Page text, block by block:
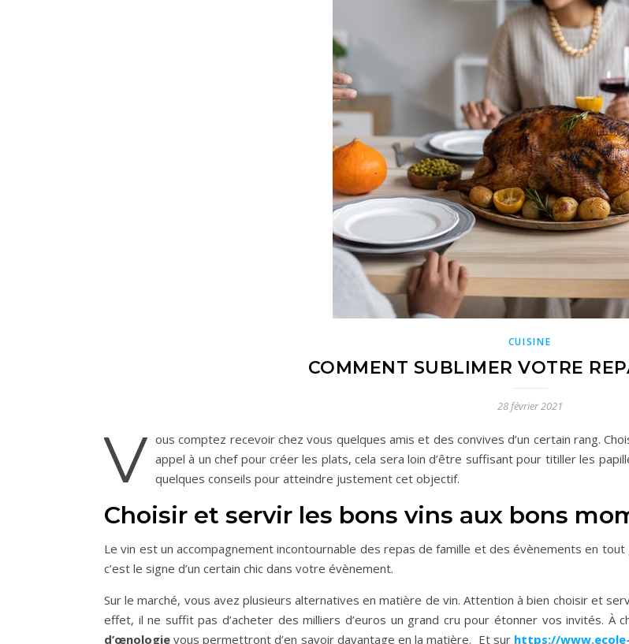
CUISINE
COMMENT SUBLIMER VOTRE
28 février 2021
V ous comptez recevoir chez vous quelques amis et des convives d’un certain rang.
appel à un chef pour créer les plats, cela sera loin d’être suffisant pour titiller les
quelques conseils pour atteindre justement cet objectif.
Choisir et servir les bons vins aux bons
Le vin est un accompagnement incontournable des repas de famille et des évènements en
c’est le signe d’un certain chic dans votre évènement.
Sur le marché, vous avez plusieurs alternatives en matière de vin. Attention à bien choisir et
effet, il ne suffit pas d’acheter des milliers d’euros un grand cru pour étonner vos invités. À
d’œnologievous permettront d’en savoir davantage en la matière. Et sur https://